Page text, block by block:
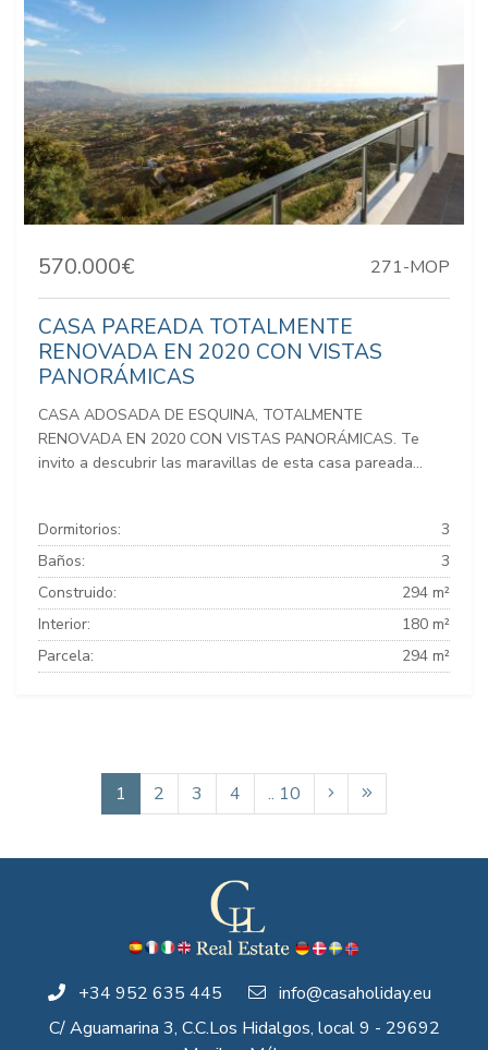
570.000€ 271-MOP
CASA PAREADA TOTALMENTE
RENOVADA EN 2020 CON VISTAS
PANORÁMICAS
CASA ADOSADA DE ESQUINA, TOTALMENTE
RENOVADA EN 2020 CON VISTAS PANORÁMICAS. Te
invito a descubrir las maravillas de esta casa pareada...
Dormitorios:
3
Baños:
3
Construido:
294 m²
Interior:
180 m²
Parcela:
294 m²
1 2 3 4 .. 10
+34 952 635 445
info@casaholiday.eu
C/ Aguamarina 3, C.C.Los Hidalgos, local 9 - 29692